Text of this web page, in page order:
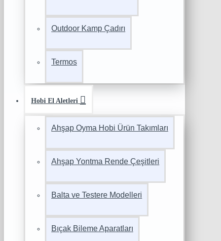
Outdoor Kamp Çadırı
Termos
Hobi El Aletleri
Ahşap Oyma Hobi Ürün Takımları
Ahşap Yontma Rende Çeşitleri
Balta ve Testere Modelleri
Bıçak Bileme Aparatları